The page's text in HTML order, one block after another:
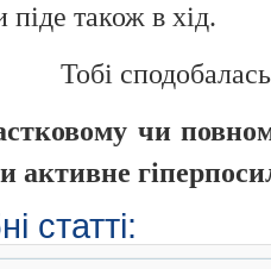
піде також в хід.
Тобі
чи
активне
статті: